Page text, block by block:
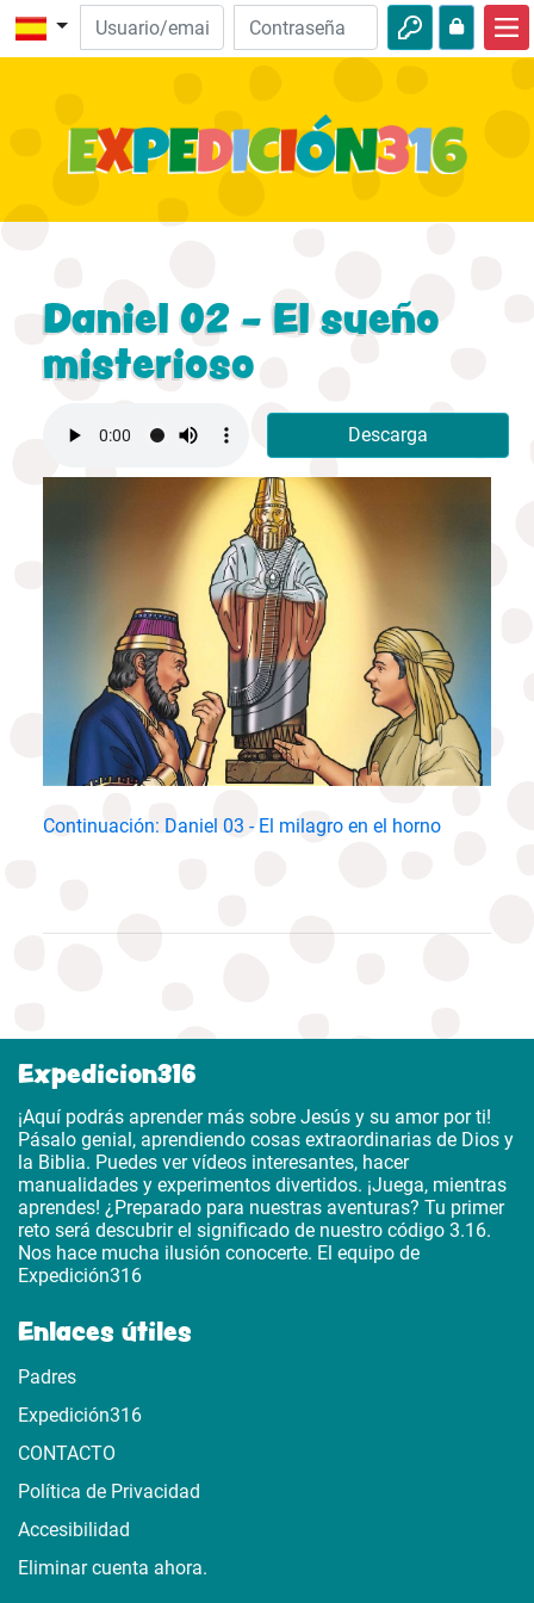
Descubre la Biblia
Aventuras
Actividades
Daniel 02 - El sueño
misterioso
Descarga
Continuación: Daniel 03 - El milagro en el horno
Expedicion316
¡Aquí podrás aprender más sobre Jesús y su amor por ti!
Pásalo genial, aprendiendo cosas extraordinarias de Dios y
la Biblia. Puedes ver vídeos interesantes, hacer
manualidades y experimentos divertidos. ¡Juega, mientras
aprendes! ¿Preparado para nuestras aventuras? Tu primer
reto será descubrir el significado de nuestro código 3.16.
Nos hace mucha ilusión conocerte. El equipo de
Expedición316
Enlaces útiles
Padres
Expedición316
CONTACTO
Política de Privacidad
Accesibilidad
Eliminar cuenta ahora.